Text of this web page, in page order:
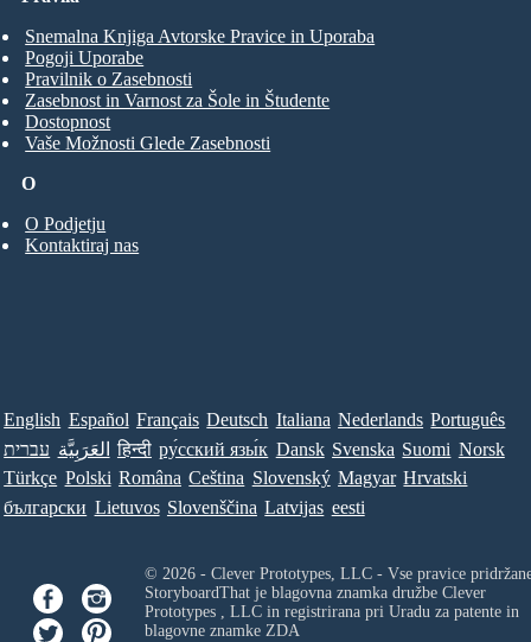
O
O Podjetju
Kontaktiraj nas
Snemalna Knjiga Avtorske Pravice in Uporaba
Pogoji Uporabe
Pravilnik o Zasebnosti
Zasebnost in Varnost za Šole in Študente
Dostopnost
Vaše Možnosti Glede Zasebnosti
English Español Français Deutsch Italiana Nederlands Português
עברית العَرَبِيَّة हिन्दी ру́сский язы́к Dansk Svenska Suomi Norsk
Türkçe Polski Româna Ceština Slovenský Magyar Hrvatski
български Lietuvos Slovenščina Latvijas eesti
© 2026 - Clever Prototypes, LLC - Vse pravice
StoryboardThat je blagovna znamka družbe Clever
Prototypes , LLCin registrirana pri Uradu za patente in
blagovne znamke ZDA